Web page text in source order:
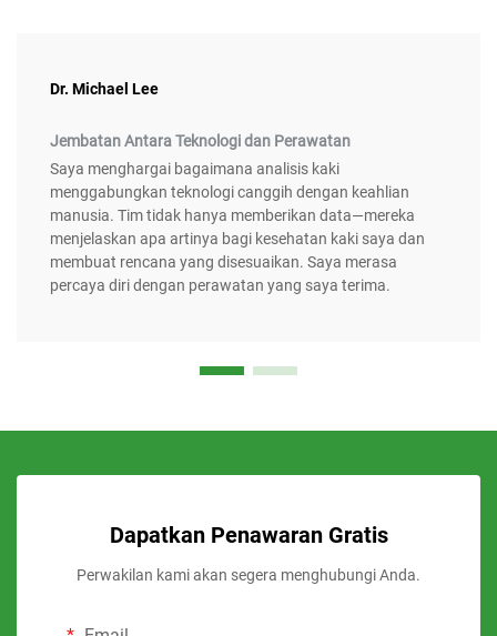
Dr. Michael Lee
Jembatan Antara Teknologi dan Perawatan
Saya menghargai bagaimana analisis kaki
menggabungkan teknologi canggih dengan keahlian
manusia. Tim tidak hanya memberikan data—mereka
menjelaskan apa artinya bagi kesehatan kaki saya dan
membuat rencana yang disesuaikan. Saya merasa
percaya diri dengan perawatan yang saya terima.
Dapatkan Penawaran Gratis
Perwakilan kami akan segera menghubungi Anda.